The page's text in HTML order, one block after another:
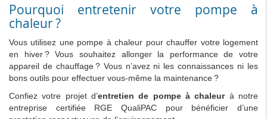
Pourquoi entretenir votre pompe à
chaleur ?
Vous utilisez une pompe à chaleur pour chauffer votre logement
en hiver ? Vous souhaitez allonger la performance de votre
appareil de chauffage ? Vous n’avez ni les connaissances ni les
bons outils pour effectuer vous-même la maintenance ?
Confiez votre projet d’entretien de pompe à chaleurà notre
entreprise certifiée RGE QualiPAC pour bénéficier d’une